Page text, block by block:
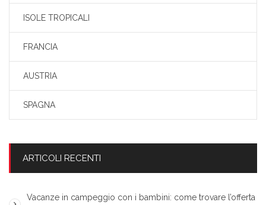
ISOLE TROPICALI
FRANCIA
AUSTRIA
SPAGNA
ARTICOLI RECENTI
Vacanze in campeggio con i bambini: come trovare l’offerta